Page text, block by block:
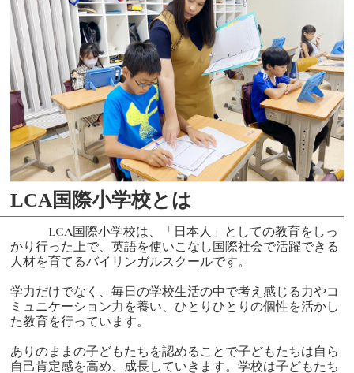
LCA国際小学校とは
LCA国際小学校は、「日本人」としての教育をしっ
かり行った上で、英語を使いこなし国際社会で活躍できる
人材を育てるバイリンガルスクールです。
学力だけでなく、毎日の学校生活の中で考え感じる力やコ
ミュニケーション力を養い、ひとりひとりの個性を活かし
た教育を行っています。
ありのままの子どもたちを認めることで子どもたちは自ら
自己肯定感を高め、成長していきます。学校は子どもたち